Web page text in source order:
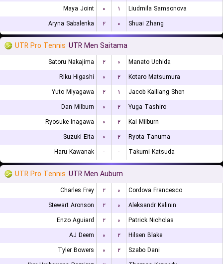
Maya Joint
۰ ۱
Liudmila Samsonova
Aryna Sabalenka
۲ ۰ Shuai Zhang
UTR Pro Tennis UTR Men Saitama
Satoru Nakajima ۲ ۰
Manato Uchida
Riku Higashi
۰ ۲
Kotaro Matsumura
Yuto Miyagawa
۲ ۱
Jacob Kailiang Shen
Dan Milburn
۰ ۲
Yuga Tashiro
Ryosuke Inagawa
۰ ۲
Kai Milburn
Suzuki Eita
۰ ۲
Ryota Tanuma
Haru Kawanak
- - Takumi Katsuda
UTR Pro Tennis UTR Men Auburn
Charles Frey ۲ ۰
Cordova Francesco
Stewart Aronson
۲ ۰
Aleksandr Kalinin
Enzo Aguiard
۲ ۰
Patrick Nicholas
AJ Deem
۰ ۲
Hilsen Blake
Tyler Bowers
۰ ۲
Szabo Dani